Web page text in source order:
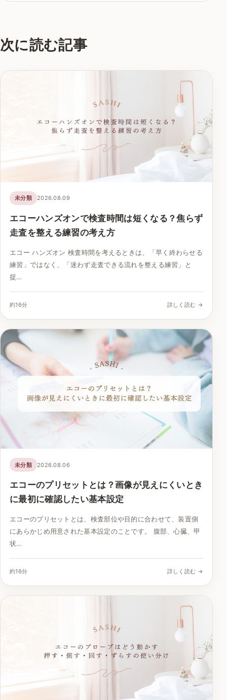
次に読む記事
未分類 2026.08.09
エコーハンズオンで検査時間は短くなる？焦らず
走査を整える練習の考え方
エコー ハンズオン 検査時間を考えるときは、「早く終わらせる
練習」ではなく、「迷わず走査できる流れを整える練習」と
捉…
約16分 詳しく読む →
未分類 2026.08.06
エコーのプリセットとは？画像が見えにくいとき
に最初に確認したい基本設定
エコーのプリセットとは、検査部位や目的に合わせて、装置側
にあらかじめ用意された基本設定のことです。 腹部、心臓、甲
状…
約16分 詳しく読む →